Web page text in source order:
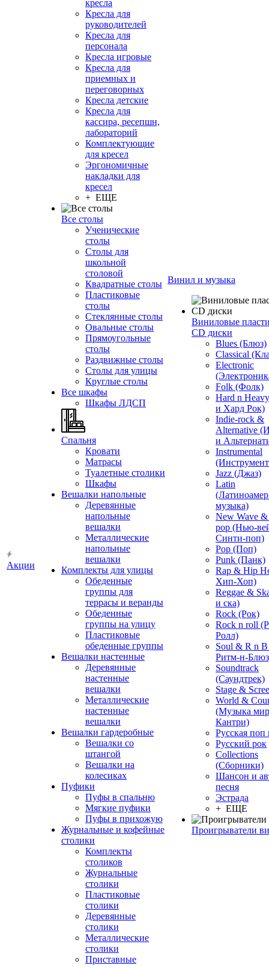
Акции
кресла
Кресла для
руководителей
Кресла для
персонала
Кресла игровые
Кресла для
приемных и
переговорных
Кресла детские
Кресла для
кассира, ресепшн,
лабораторий
Комплектующие
для кресел
Эргономичные
накладки для
кресел
+ ЕЩЕ
Все столы
Ученические
столы
Столы для
школьной
столовой
Квадратные столы
Пластиковые
столы
Стеклянные столы
Овальные столы
Прямоугольные
столы
Раздвижные столы
Столы для улицы
Круглые столы
Все шкафы
Шкафы ЛДСП
Спальня
Кровати
Матрасы
Туалетные столики
Шкафы
Вешалки напольные
Деревянные
напольные
вешалки
Металлические
напольные
вешалки
Комплекты для улицы
Обеденные
группы для
террасы и веранды
Обеденные
группы на улицу
Пластиковые
обеденные группы
Вешалки настенные
Деревянные
настенные
вешалки
Металлические
настенные
вешалки
Вешалки гардеробные
Вешалки со
штангой
Вешалки на
колесиках
Пуфики
Пуфы в спальню
Мягкие пуфики
Пуфы в прихожую
Журнальные и кофейные
столики
Комплекты
столиков
Журнальные
столики
Пластиковые
столики
Деревянные
столики
Металлические
столики
Приставные
Винил и музыка
Виниловые
CD диски
Blues (Блюз)
Classical
Electronic
Folk (Фолк)
Hard n
и Хард Рок)
Indie-rock &
Alternative
и
Instrumental
Jazz (Джаз)
Latin
музыка)
New Wave
pop (Нью-
Синти-поп)
Pop (Поп)
Punk (Панк)
Rap & Hip
Хип-Хоп)
Reggae &
и ска)
Rock (Рок)
Rock n roll
Ролл)
Soul & R n
Ритм-н-
Soundtrack
(Саундтрек)
Stage &
World &
(Музыка
Кантри)
Русская поп
Русский рок
Сollections
(Сборники)
Шансон и
песня
Эстрада
+ ЕЩЕ
Проигрыватели